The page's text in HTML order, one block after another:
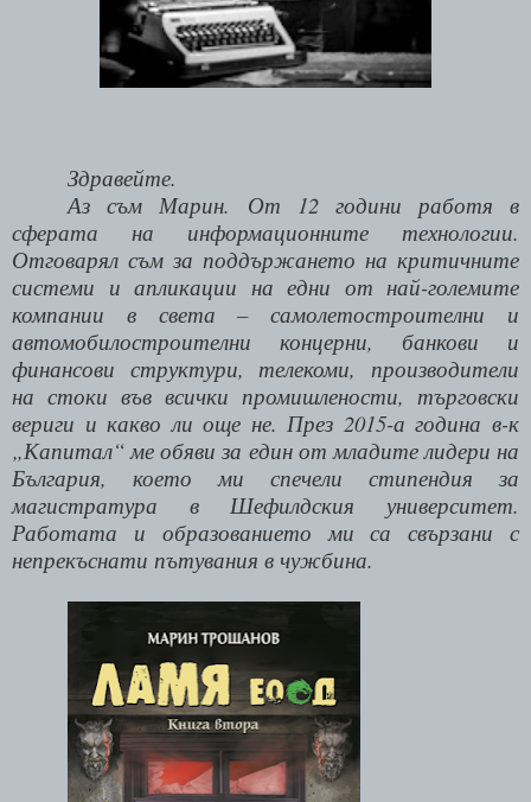
Здравейте.
Аз съм Марин. От 12 години работя в
сферата на информационните технологии.
Отговарял съм за поддържането на критичните
системи и апликации на едни от най-големите
компании в света – самолетостроителни и
автомобилостроителни концерни, банкови и
финансови структури, телекоми, производители
на стоки във всички промишлености, търговски
вериги и какво ли още не. През 2015-а година в-к
„Капитал“ ме обяви за един от младите лидери на
България, което ми спечели стипендия за
магистратура в Шефилдския университет.
Работата и образованието ми са свързани с
непрекъснати пътувания в чужбина.